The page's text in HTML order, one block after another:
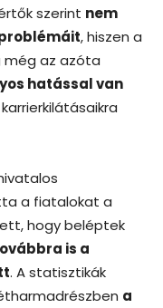
szerint nem
, hiszen a
még az azóta
hatással van
a fiatalokat a
hogy beléptek
is a
. A statisztikák
a